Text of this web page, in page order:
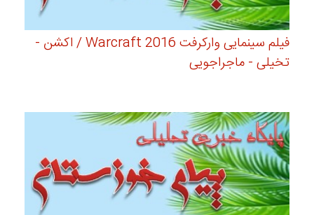
فیلم سینمایی وارکرفت Warcraft 2016 / اکشن -
تخیلی - ماجراجویی